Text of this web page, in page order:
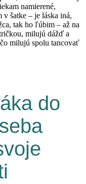
namierené,
šatke – je láska iná,
tak ho ľúbim – až na
milujú dážď a
milujú spolu tancovať
do